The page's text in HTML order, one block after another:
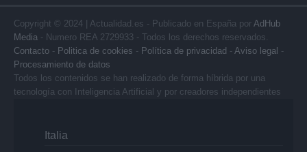
Copyright © 2024 | Actualidad.es - Publicado en España por AdHub
Media - Numero REA 2729933 - Todos los derechos reservados.
Contacto - Politica de cookies - Política de privacidad - Aviso legal -
Procesamiento de datos
Todos los contenidos se han realizado de forma híbrida por una
tecnología con Inteligencia Artificial y por creadores independientes
Italia